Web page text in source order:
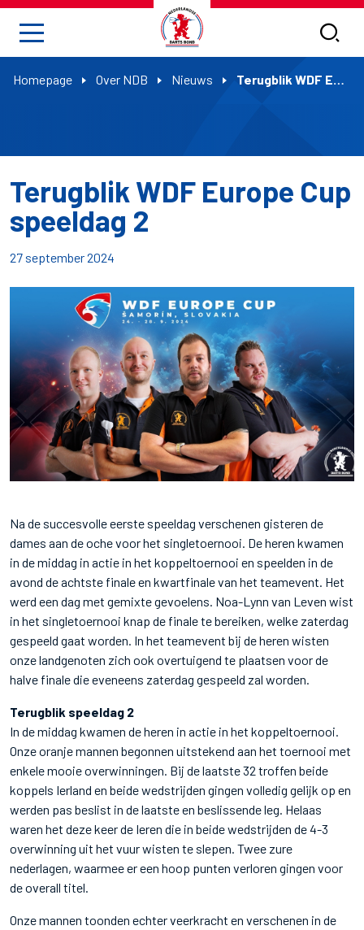
Homepage Over NDB Nieuws Terugblik WDF Europe Cup speeldag 2
Terugblik WDF Europe Cup
speeldag 2
27 september 2024
Na de succesvolle eerste speeldag verschenen gisteren de
dames aan de oche voor het singletoernooi. De heren kwamen
in de middag in actie in het koppeltoernooi en speelden in de
avond de achtste finale en kwartfinale van het teamevent. Het
werd een dag met gemixte gevoelens. Noa-Lynn van Leven wist
in het singletoernooi knap de finale te bereiken, welke zaterdag
gespeeld gaat worden. In het teamevent bij de heren wisten
onze landgenoten zich ook overtuigend te plaatsen voor de
halve finale die eveneens zaterdag gespeeld zal worden.
Terugblik speeldag 2
In de middag kwamen de heren in actie in het koppeltoernooi.
Onze oranje mannen begonnen uitstekend aan het toernooi met
enkele mooie overwinningen. Bij de laatste 32 troffen beide
koppels Ierland en beide wedstrijden gingen volledig gelijk op en
werden pas beslist in de laatste en beslissende leg. Helaas
waren het deze keer de Ieren die in beide wedstrijden de 4-3
overwinning uit het vuur wisten te slepen. Twee zure
nederlagen, waarmee er een hoop punten verloren gingen voor
de overall titel.
Onze mannen toonden echter veerkracht en verschenen in de